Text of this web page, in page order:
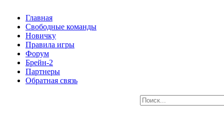
Главная
Свободные команды
Новичку
Правила игры
Форум
Брейн-2
Партнеры
Обратная связь